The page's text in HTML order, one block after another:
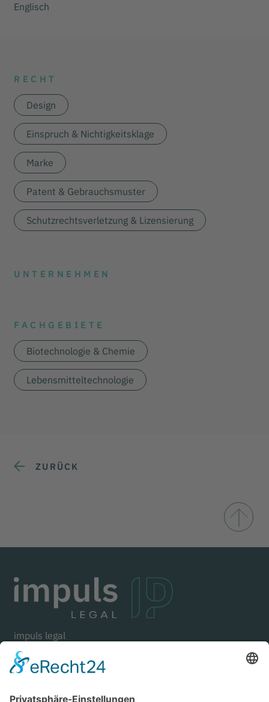
Englisch
RECHT
Design
Einspruch & Nichtigkeitsklage
Marke
Patent & Gebrauchsmuster
Schutzrechtsverletzung & Lizensierung
UNTERNEHMEN
FACHGEBIETE
Biotechnologie & Chemie
Lebensmitteltechnologie
ZURÜCK
impuls legal
Goethestraße 21
80336 Munich